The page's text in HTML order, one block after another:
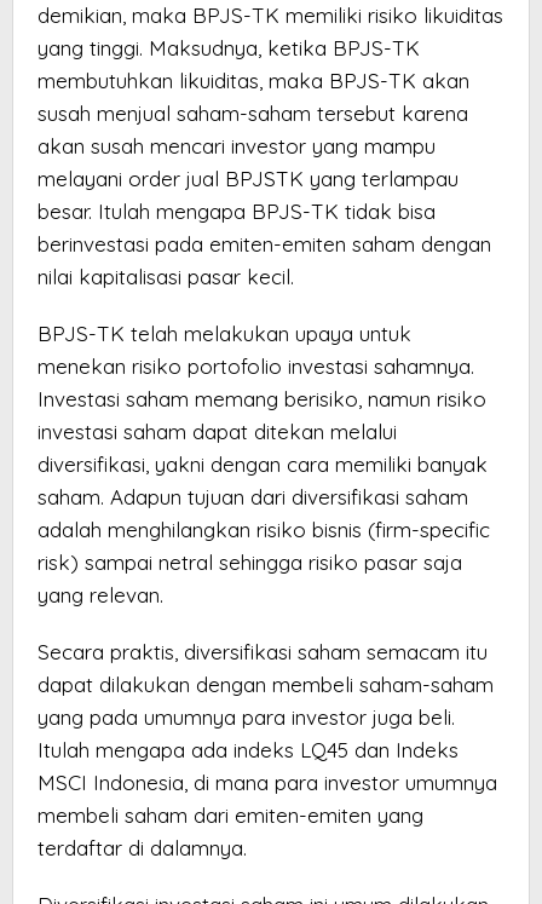
demikian, maka BPJS-TK memiliki risiko likuiditas
yang tinggi. Maksudnya, ketika BPJS-TK
membutuhkan likuiditas, maka BPJS-TK akan
susah menjual saham-saham tersebut karena
akan susah mencari investor yang mampu
melayani order jual BPJSTK yang terlampau
besar. Itulah mengapa BPJS-TK tidak bisa
berinvestasi pada emiten-emiten saham dengan
nilai kapitalisasi pasar kecil.
BPJS-TK telah melakukan upaya untuk
menekan risiko portofolio investasi sahamnya.
Investasi saham memang berisiko, namun risiko
investasi saham dapat ditekan melalui
diversifikasi, yakni dengan cara memiliki banyak
saham. Adapun tujuan dari diversifikasi saham
adalah menghilangkan risiko bisnis (firm-specific
risk) sampai netral sehingga risiko pasar saja
yang relevan.
Secara praktis, diversifikasi saham semacam itu
dapat dilakukan dengan membeli saham-saham
yang pada umumnya para investor juga beli.
Itulah mengapa ada indeks LQ45 dan Indeks
MSCI Indonesia, di mana para investor umumnya
membeli saham dari emiten-emiten yang
terdaftar di dalamnya.